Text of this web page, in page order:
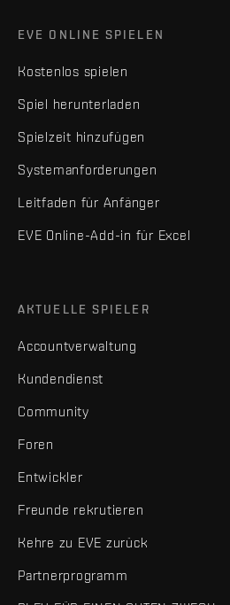
EVE ONLINE SPIELEN
Kostenlos spielen
Spiel herunterladen
Spielzeit hinzufügen
Systemanforderungen
Leitfaden für Anfänger
EVE Online-Add-in für Excel
AKTUELLE SPIELER
Accountverwaltung
Kundendienst
Community
Foren
Entwickler
Freunde rekrutieren
Kehre zu EVE zurück
Partnerprogramm